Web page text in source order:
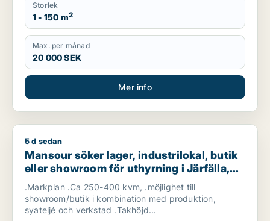
Storlek
1 - 150 m2
Max. per månad
20 000 SEK
Mer info
Mansour söker lager, industrilokal, butik eller showroom för
5 d sedan
Mansour söker lager, industrilokal, butik
eller showroom för uthyrning i Järfälla,
Danderyd eller Sollentuna m.fl.
.Markplan .Ca 250-400 kvm, .möjlighet till
showroom/butik i kombination med produktion,
syateljé och verkstad .Takhöjd...